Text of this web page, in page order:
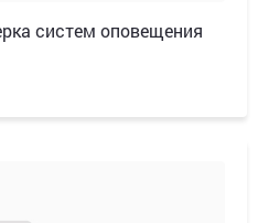
систем оповещения